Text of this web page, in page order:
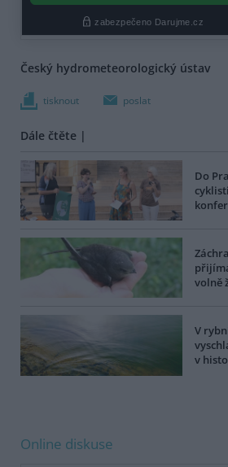
Český hydrometeorologický ústav
tisknout poslat
Dále čtěte |
Do
volně
V
v
Online diskuse